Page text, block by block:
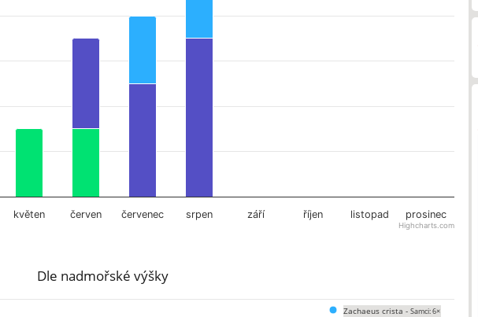
květen červen červenec srpen září říjen listopad prosinec
Highcharts.com
Dle nadmořské výšky
Zachaeus crista - Samci: 6×